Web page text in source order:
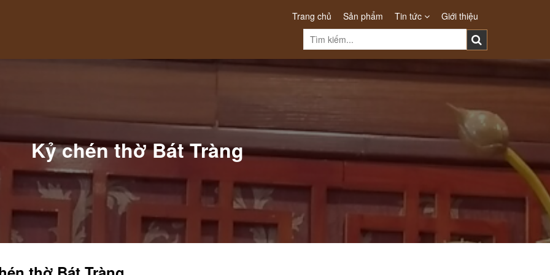
Trang chủ Sản phẩm Tin tức Giới thiệu
Kỷ chén thờ Bát Tràng